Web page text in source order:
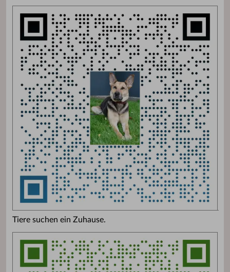
Tiere suchen ein Zuhause.